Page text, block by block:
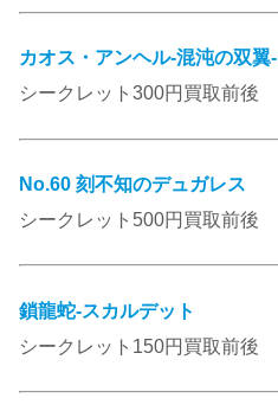
カオス・アンヘル-混沌の双翼-
シークレット300円買取前後
No.60 刻不知のデュガレス
シークレット500円買取前後
鎖龍蛇-スカルデット
シークレット150円買取前後